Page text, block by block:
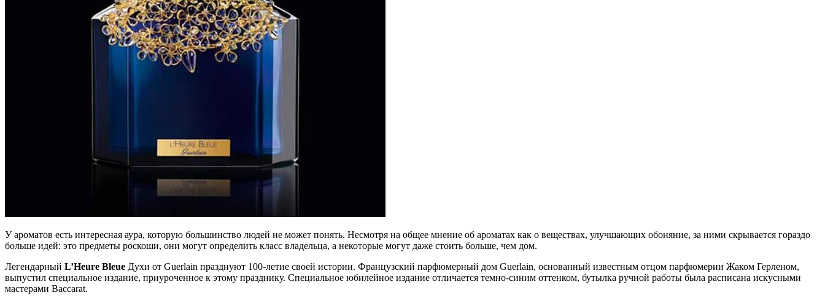
У ароматов есть интересная аура, которую большинство людей не может понять. Несмотря на общее мнение об ароматах как о веществах, улучшающих обоняние, за ними скрывается гораздо
больше идей: это предметы роскоши, они могут определить класс владельца, а некоторые могут даже стоить больше, чем дом.
Легендарный L’Heure Bleue Духи от Guerlain празднуют 100-летие своей истории. Французский парфюмерный дом Guerlain, основанный известным отцом парфюмерии Жаком Герленом,
выпустил специальное издание, приуроченное к этому празднику. Специальное юбилейное издание отличается темно-синим оттенком, бутылка ручной работы была расписана искусными
мастерами Baccarat.